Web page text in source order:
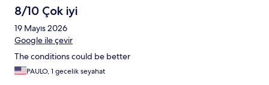
8/10 Çok iyi
19 Mayıs 2026
Google ile çevir
The conditions could be better
PAULO, 1 gecelik seyahat